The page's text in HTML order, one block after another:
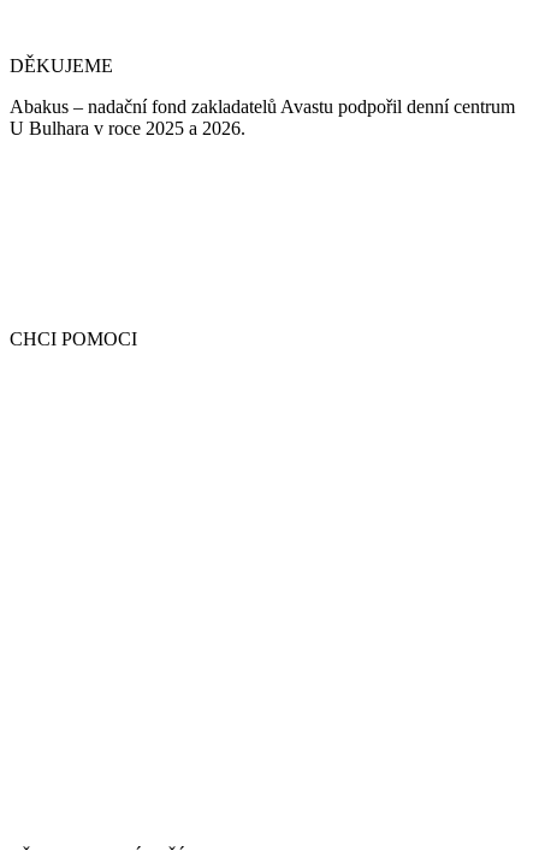
DĚKUJEME
Abakus – nadační fond zakladatelů Avastu podpořil denní centrum
U Bulhara v roce 2025 a 2026.
CHCI POMOCI